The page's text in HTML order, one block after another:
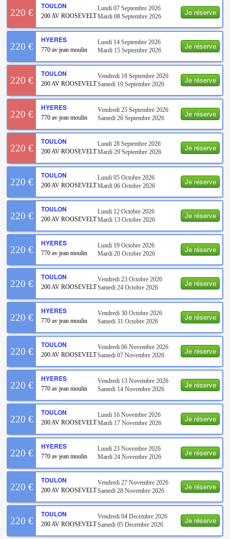
Je réserve
220 €
TOULON
200 AV ROOSEVELT
Lundi 07 Septembre 2026
Mardi 08 Septembre 2026
Je réserve
220 €
HYERES
770 av jean moulin
Lundi 14 Septembre 2026
Mardi 15 Septembre 2026
Je réserve
220 €
TOULON
200 AV ROOSEVELT
Vendredi 18 Septembre 2026
Samedi 19 Septembre 2026
Je réserve
220 €
HYERES
770 av jean moulin
Vendredi 25 Septembre 2026
Samedi 26 Septembre 2026
Je réserve
220 €
TOULON
200 AV ROOSEVELT
Lundi 28 Septembre 2026
Mardi 29 Septembre 2026
Je réserve
220 €
TOULON
200 AV ROOSEVELT
Lundi 05 Octobre 2026
Mardi 06 Octobre 2026
Je réserve
220 €
TOULON
200 AV ROOSEVELT
Lundi 12 Octobre 2026
Mardi 13 Octobre 2026
Je réserve
220 €
HYERES
770 av jean moulin
Lundi 19 Octobre 2026
Mardi 20 Octobre 2026
Je réserve
220 €
TOULON
200 AV ROOSEVELT
Vendredi 23 Octobre 2026
Samedi 24 Octobre 2026
Je réserve
220 €
HYERES
770 av jean moulin
Vendredi 30 Octobre 2026
Samedi 31 Octobre 2026
Je réserve
220 €
TOULON
200 AV ROOSEVELT
Vendredi 06 Novembre 2026
Samedi 07 Novembre 2026
Je réserve
220 €
HYERES
770 av jean moulin
Vendredi 13 Novembre 2026
Samedi 14 Novembre 2026
Je réserve
220 €
TOULON
200 AV ROOSEVELT
Lundi 16 Novembre 2026
Mardi 17 Novembre 2026
Je réserve
220 €
HYERES
770 av jean moulin
Lundi 23 Novembre 2026
Mardi 24 Novembre 2026
Je réserve
220 €
TOULON
200 AV ROOSEVELT
Vendredi 27 Novembre 2026
Samedi 28 Novembre 2026
Je réserve
220 €
TOULON
200 AV ROOSEVELT
Vendredi 04 Decembre 2026
Samedi 05 Decembre 2026